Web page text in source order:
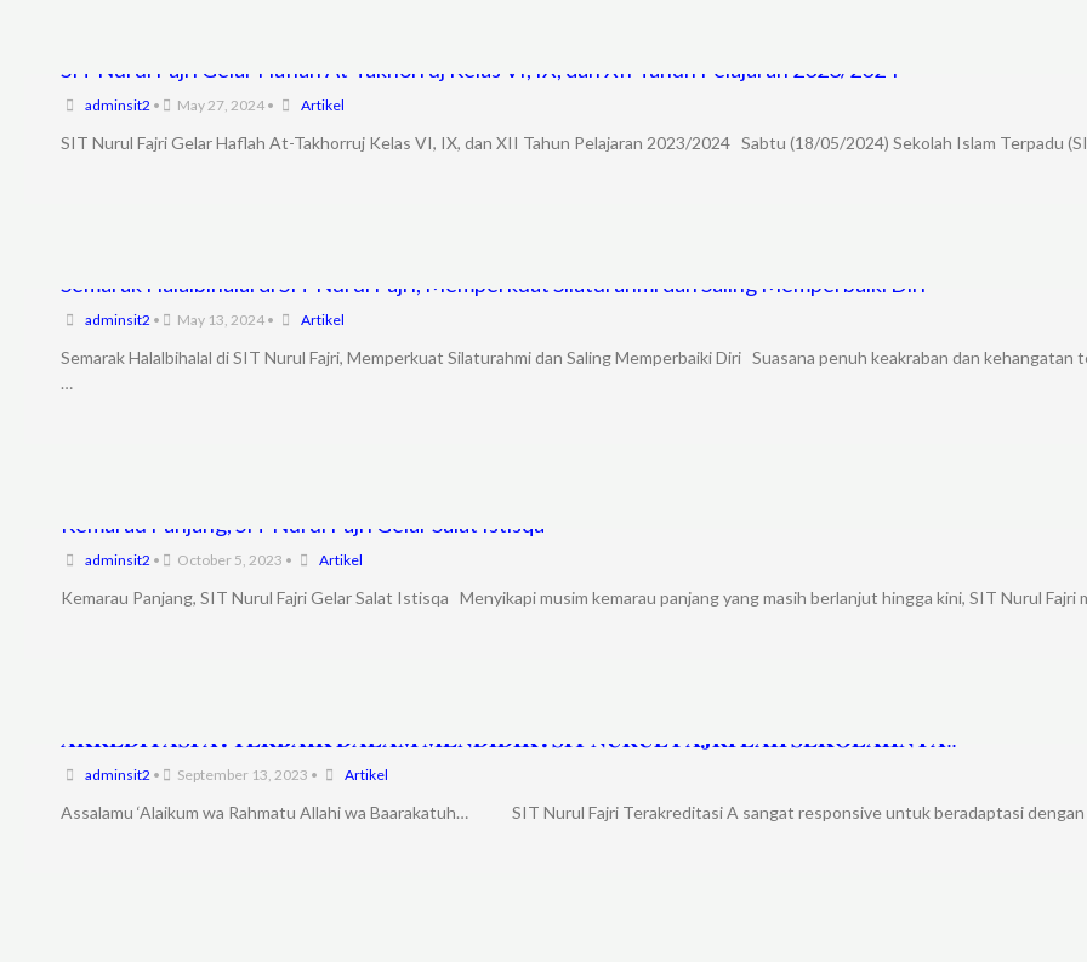
SIT Nurul Fajri Gelar Haflah At-Takhorruj Kelas VI, IX, dan XII Tahun Pelajaran 2023/2024
adminsit2 • May 27, 2024 • Artikel
SIT Nurul Fajri Gelar Haflah At-Takhorruj Kelas VI, IX, dan XII Tahun Pelajaran 2023/2024 Sabtu (18/05/2024) Sekolah Islam Terpadu
Semarak Halalbihalal di SIT Nurul Fajri, Memperkuat Silaturahmi dan Saling Memperbaiki Diri
adminsit2 • May 13, 2024 • Artikel
Semarak Halalbihalal di SIT Nurul Fajri, Memperkuat Silaturahmi dan Saling Memperbaiki Diri Suasana penuh keakraban dan kehangatan
…
Kemarau Panjang, SIT Nurul Fajri Gelar Salat Istisqa
adminsit2 • October 5, 2023 • Artikel
Kemarau Panjang, SIT Nurul Fajri Gelar Salat Istisqa Menyikapi musim kemarau panjang yang masih berlanjut hingga kini, SIT Nurul Fajri
𝐀𝐊𝐑𝐄𝐃𝐈𝐓𝐀𝐒𝐈 𝐀❓️𝐓𝐄𝐑𝐁𝐀𝐈𝐊 𝐃𝐀𝐋𝐀𝐌 𝐌𝐄𝐍𝐃𝐈𝐃𝐈𝐊❓️𝐒𝐈𝐓 𝐍𝐔𝐑𝐔𝐋 𝐅𝐀𝐉𝐑𝐈 𝐋𝐀𝐇 𝐒𝐄𝐊𝐎𝐋𝐀𝐇𝐍𝐘𝐀‼️
adminsit2 • September 13, 2023 • Artikel
Assalamu ‘Alaikum wa Rahmatu Allahi wa Baarakatuh… SIT Nurul Fajri Terakreditasi A sangat responsive untuk beradaptasi